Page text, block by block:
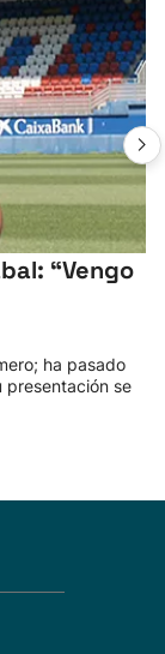
“Vengo
ha pasado
presentación se